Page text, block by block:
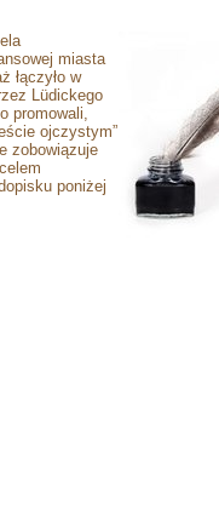
miasta
łączyło w
Lüdickego
promowali,
ojczystym”
zobowiązuje
poniżej